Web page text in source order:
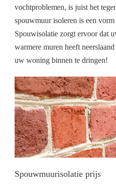
vochtproblemen, is juist het
spouwmuur isoleren is een
Spouwisolatie zorgt ervoor dat
warmere muren heeft
uw woning binnen te dringen!
Spouwmuurisolatie prijs